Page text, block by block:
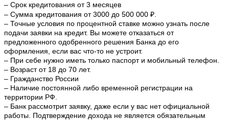
– Срок кредитования от 3 месяцев
– Сумма кредитования от 3000 до 500 000 ₽.
– Точные условия по процентной ставке можно узнать после
подачи заявки на кредит. Вы можете отказаться от
предложенного одобренного решения Банка до его
оформления, если вас что-то не устроит.
– При себе нужно иметь только паспорт и мобильный телефон.
– Возраст от 18 до 70 лет.
– Гражданство России
– Наличие постоянной либо временной регистрации на
территории РФ.
– Банк рассмотрит заявку, даже если у вас нет официальной
работы. Подтверждение дохода не является обязательным